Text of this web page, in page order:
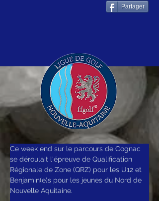
2 juin 2025
Partager
Ce week end sur le parcours de Cognac
se déroulait l'épreuve de Qualification
Régionale de Zone (QRZ) pour les U12 et
Benjamin(e)s pour les jeunes du Nord de
Nouvelle Aquitaine.